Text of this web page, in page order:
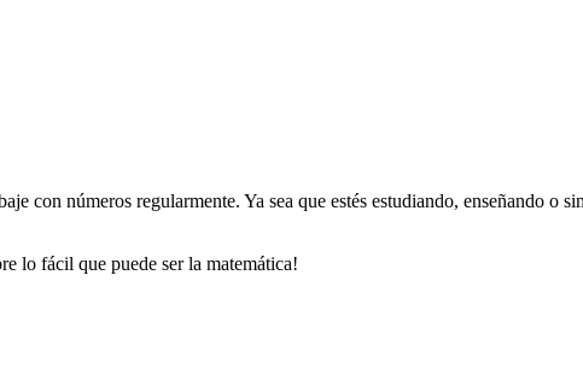
con números regularmente. Ya sea que estés estudiando, enseñando o
lo fácil que puede ser la matemática!